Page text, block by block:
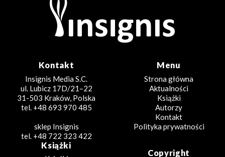
Kontakt
Insignis Media S.C.
ul. Lubicz 17D/21–22
31-503 Kraków, Polska
tel. +48 693 970 485
sklep Insignis
tel. +48 722 323 422
Menu
Strona główna
Aktualności
Książki
Autorzy
Kontakt
Polityka prywatności
Książki
Copyright